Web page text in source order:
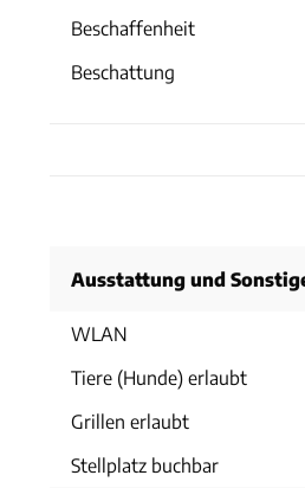
Beschaffenheit
Beschattung
Ausstattung und
WLAN
Tiere (Hunde) erlaubt
Grillen erlaubt
Stellplatz buchbar